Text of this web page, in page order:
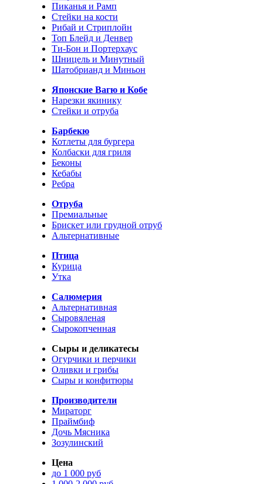
Пиканья и Рамп
Стейки на кости
Рибай и Стриплойн
Топ Блейд и Денвер
Ти-Бон и Портерхаус
Шницель и Минутный
Шатобрианд и Миньон
Японские Вагю и Кобе
Нарезки якинику
Стейки и отруба
Барбекю
Котлеты для бургера
Колбаски для гриля
Беконы
Кебабы
Ребра
Отруба
Премиальные
Брискет или грудной отруб
Альтернативные
Птица
Курица
Утка
Салюмерия
Альтернативная
Сыровяленая
Сырокопченная
Сыры и деликатесы
Огурчики и перчики
Оливки и грибы
Сыры и конфитюры
Производители
Мираторг
Праймбиф
Дочь Мясника
Зозулинский
Цена
до 1 000 руб